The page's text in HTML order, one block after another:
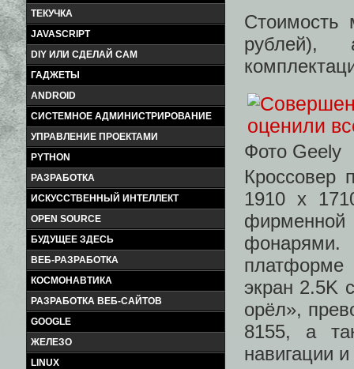
ТЕКУЧКА
JAVASCRIPT
DIY ИЛИ СДЕЛАЙ САМ
ГАДЖЕТЫ
ANDROID
СИСТЕМНОЕ АДМИНИСТРИРОВАНИЕ
УПРАВЛЕНИЕ ПРОЕКТАМИ
PYTHON
РАЗРАБОТКА
ИСКУССТВЕННЫЙ ИНТЕЛЛЕКТ
OPEN SOURCE
БУДУЩЕЕ ЗДЕСЬ
ВЕБ-РАЗРАБОТКА
КОСМОНАВТИКА
РАЗРАБОТКА ВЕБ-САЙТОВ
GOOGLE
ЖЕЛЕЗО
LINUX
Стоимость
рублей),
Фото Geely
Кроссовер
1910 х
платформе
экран 2.5K
орёл»,
8155, а
навигации